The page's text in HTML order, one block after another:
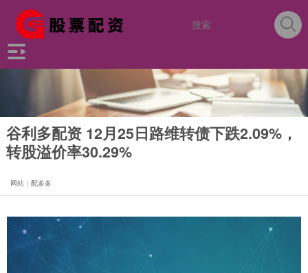
谷利多配资 12月25日路维转债下跌2.09%，
转股溢价率30.29%
网站：配多多